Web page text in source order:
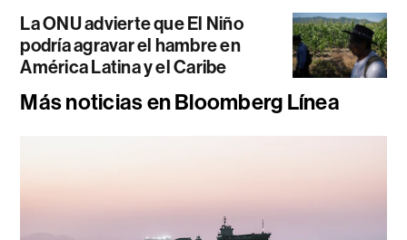
La ONU advierte que El Niño
podría agravar el hambre en
América Latina y el Caribe
Más noticias en Bloomberg Línea